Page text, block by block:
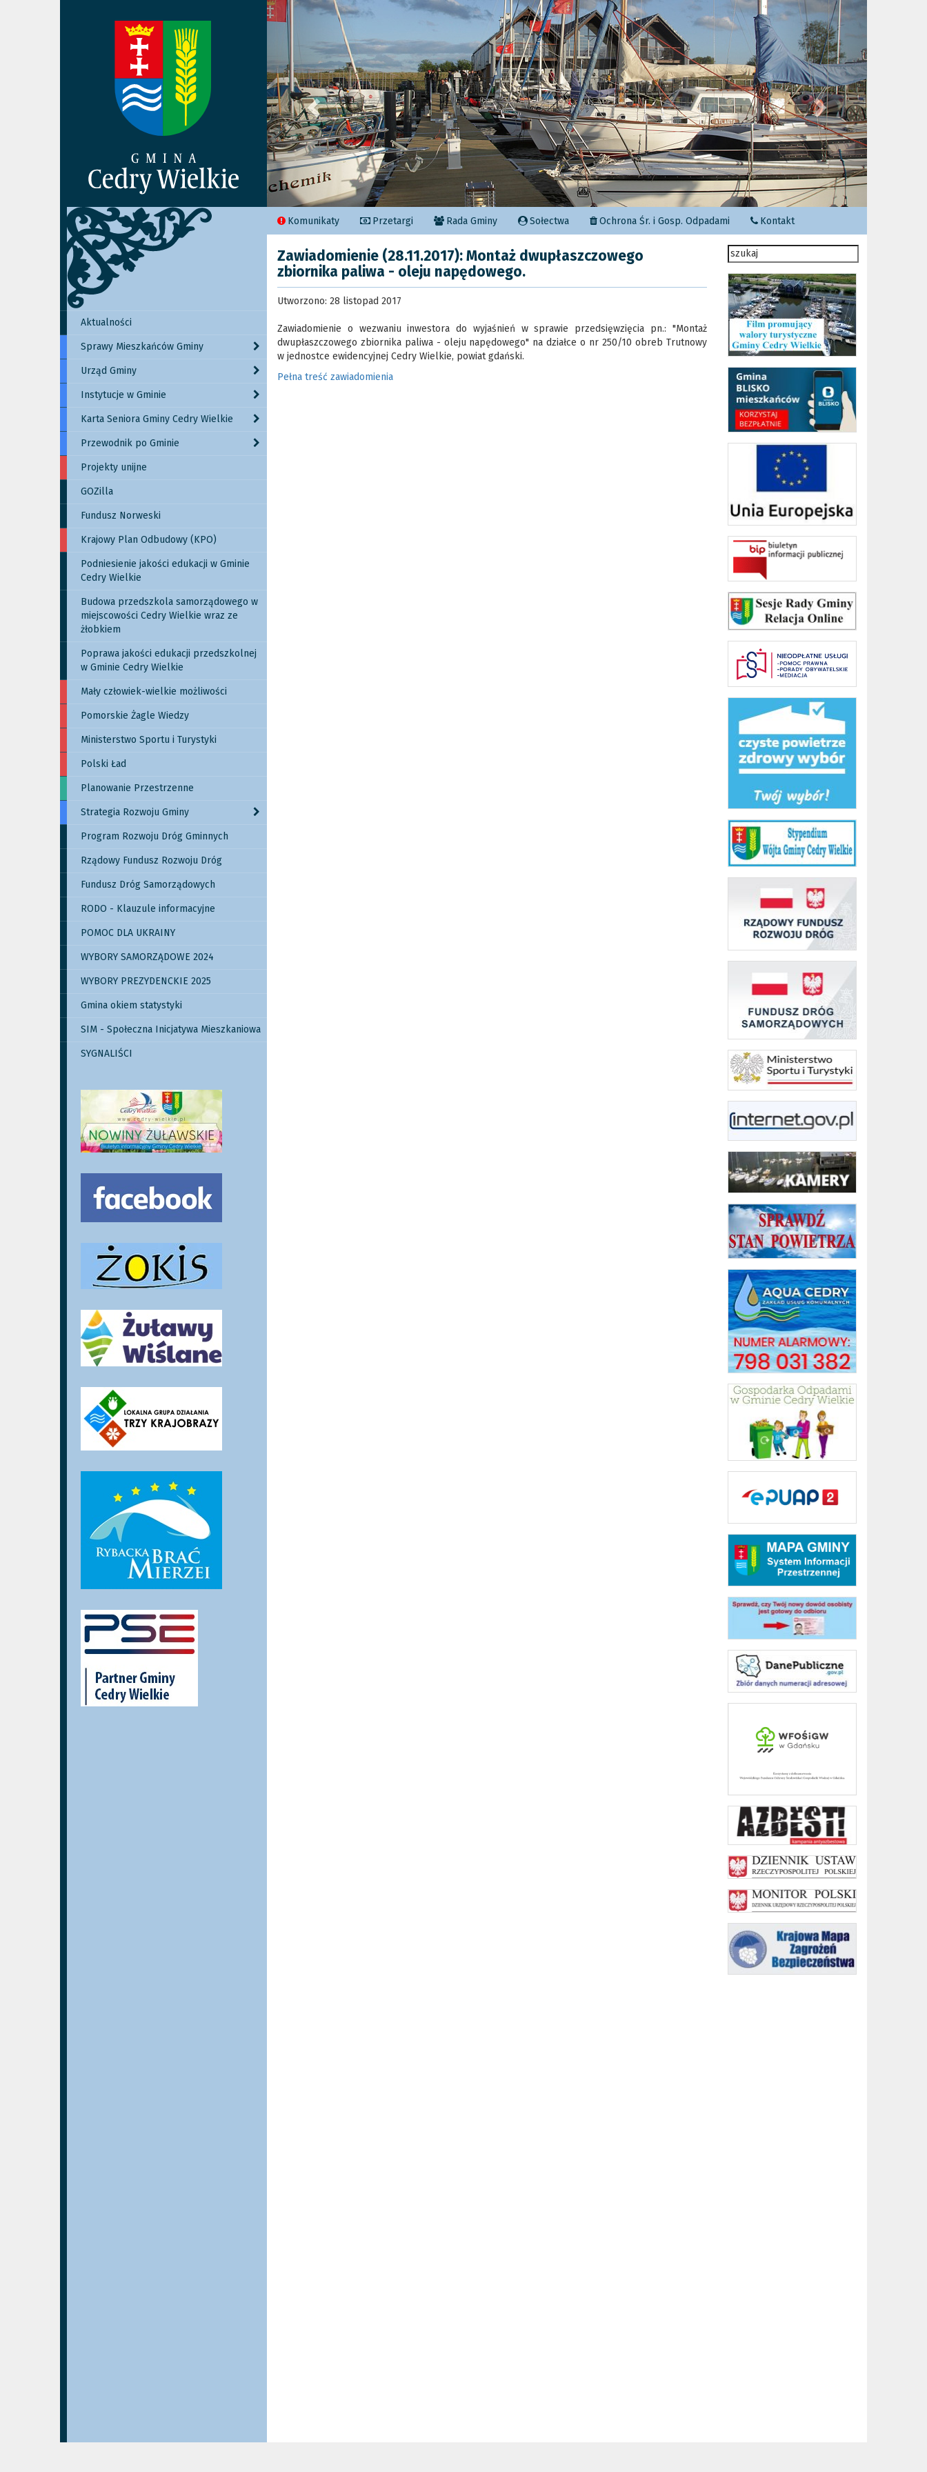
Poprzedni Następny
Aktualności
Sprawy Mieszkańców Gminy
Urząd Gminy
Instytucje w Gminie
Karta Seniora Gminy Cedry Wielkie
Przewodnik po Gminie
Projekty unijne
GOZilla
Fundusz Norweski
Krajowy Plan Odbudowy (KPO)
Podniesienie jakości edukacji w Gminie
Cedry Wielkie
Budowa przedszkola samorządowego w
miejscowości Cedry Wielkie wraz ze
żłobkiem
Poprawa jakości edukacji przedszkolnej
w Gminie Cedry Wielkie
Mały człowiek-wielkie możliwości
Pomorskie Żagle Wiedzy
Ministerstwo Sportu i Turystyki
Polski Ład
Planowanie Przestrzenne
Strategia Rozwoju Gminy
Program Rozwoju Dróg Gminnych
Rządowy Fundusz Rozwoju Dróg
Fundusz Dróg Samorządowych
RODO - Klauzule informacyjne
POMOC DLA UKRAINY
WYBORY SAMORZĄDOWE 2024
WYBORY PREZYDENCKIE 2025
Gmina okiem statystyki
SIM - Społeczna Inicjatywa Mieszkaniowa
SYGNALIŚCI
Komunikaty Przetargi Rada Gminy Sołectwa Ochrona Śr. i Gosp. Odpadami Kontakt
Zawiadomienie (28.11.2017): Montaż dwupłaszczowego
zbiornika paliwa - oleju napędowego.
Utworzono: 28 listopad 2017
Zawiadomienie o wezwaniu inwestora do wyjaśnień w sprawie przedsięwzięcia pn.: "Montaż
dwupłaszczowego zbiornika paliwa - oleju napędowego" na działce o nr 250/10 obreb Trutnowy
w jednostce ewidencyjnej Cedry Wielkie, powiat gdański.
Pełna treść zawiadomienia